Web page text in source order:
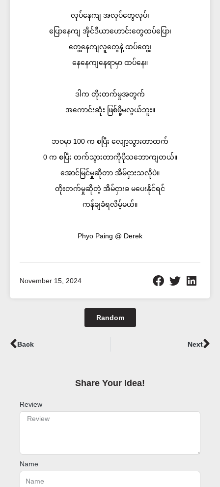
လုပ်နေကျ အလုပ်တွေလုပ်၊
ပြောနေကျ အိုင်ဒီယာဟောင်းတွေထပ်ပြော၊
တွေ့နေကျလူတွေနဲ့ ထပ်တွေ့၊
နေနေကျနေရာမှာ ထပ်နေ။
ဒါက တိုးတက်မှုအတွက်
အကောင်းဆုံး ဖြစ်ဖို့မလွယ်ဘူး။
ဘဝမှာ 100 က စပြီး လျော့သွားတာထက်
0 က စပြီး တက်သွားတာကိုပိုသဘောကျတယ်။
အောင်မြင်မှုဆိုတာ အိမ်ငှားသလိုပဲ။
တိုးတက်မှုဆိုတဲ့ အိမ်ငှားခ မပေးနိုင်ရင်
ကန်ချခံရလိမ့်မယ်။
Phyo Paing @ Derek
November 15, 2024
Random
Prev
Back Next
Share Your Idea!​
Review
Name